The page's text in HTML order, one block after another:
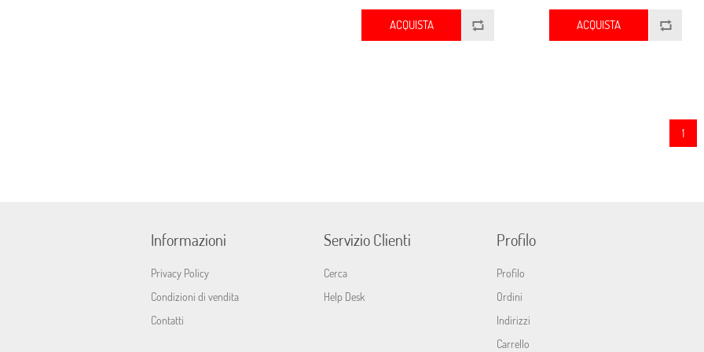
ACQUISTA ACQUISTA
1
Informazioni
Privacy Policy
Condizioni di vendita
Contatti
Servizio Clienti
Cerca
Help Desk
Profilo
Profilo
Ordini
Indirizzi
Carrello